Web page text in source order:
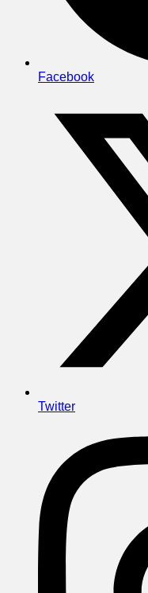
Facebook
Twitter